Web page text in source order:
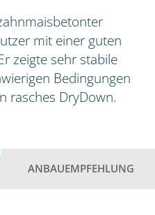
mit einer guten
zeigte sehr stabile
Bedingungen
rasches DryDown.
ANBAUEMPFEHLUNG